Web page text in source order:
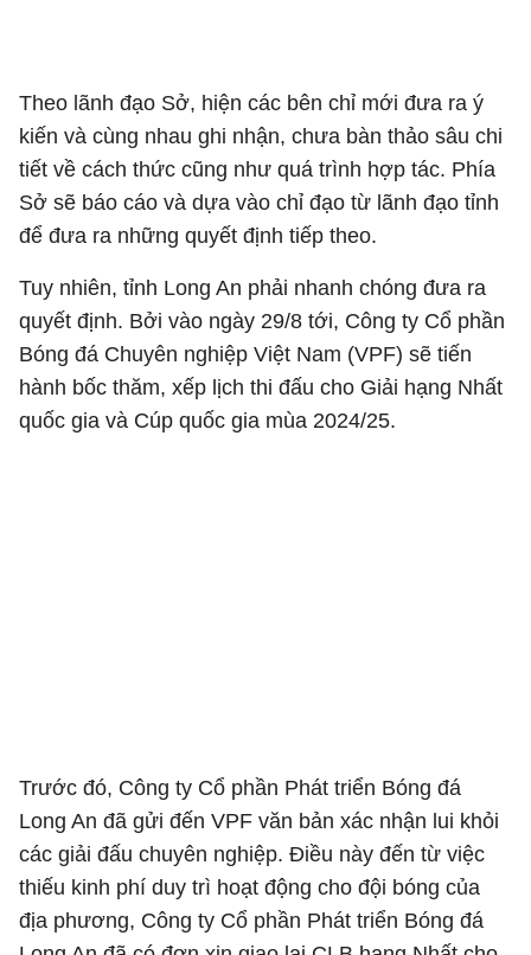
Theo lãnh đạo Sở, hiện các bên chỉ mới đưa ra ý
kiến và cùng nhau ghi nhận, chưa bàn thảo sâu chi
tiết về cách thức cũng như quá trình hợp tác. Phía
Sở sẽ báo cáo và dựa vào chỉ đạo từ lãnh đạo tỉnh
để đưa ra những quyết định tiếp theo.
Tuy nhiên, tỉnh Long An phải nhanh chóng đưa ra
quyết định. Bởi vào ngày 29/8 tới, Công ty Cổ phần
Bóng đá Chuyên nghiệp Việt Nam (VPF) sẽ tiến
hành bốc thăm, xếp lịch thi đấu cho Giải hạng Nhất
quốc gia và Cúp quốc gia mùa 2024/25.
Trước đó, Công ty Cổ phần Phát triển Bóng đá
Long An đã gửi đến VPF văn bản xác nhận lui khỏi
các giải đấu chuyên nghiệp. Điều này đến từ việc
thiếu kinh phí duy trì hoạt động cho đội bóng của
địa phương, Công ty Cổ phần Phát triển Bóng đá